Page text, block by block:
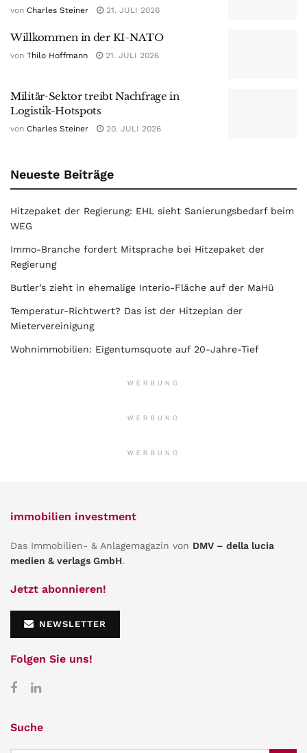
von Charles Steiner 21. JULI 2026
Willkommen in der KI-NATO
von Thilo Hoffmann 21. JULI 2026
Militär-Sektor treibt Nachfrage in
Logistik-Hotspots
von Charles Steiner 20. JULI 2026
Neueste Beiträge
Hitzepaket der Regierung: EHL sieht Sanierungsbedarf beim
WEG
Immo-Branche fordert Mitsprache bei Hitzepaket der
Regierung
Butler’s zieht in ehemalige Interio-Fläche auf der MaHü
Temperatur-Richtwert? Das ist der Hitzeplan der
Mietervereinigung
Wohnimmobilien: Eigentumsquote auf 20-Jahre-Tief
WERBUNG
WERBUNG
WERBUNG
immobilien investment
Das Immobilien- & Anlagemagazin von DMV – della lucia
medien & verlags GmbH.
Jetzt abonnieren!
NEWSLETTER
Folgen Sie uns!
Suche